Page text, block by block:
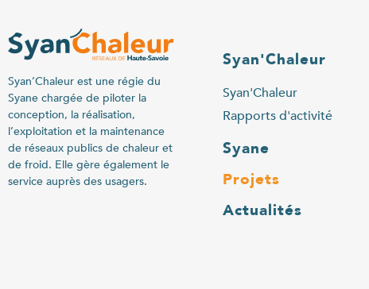
Syan’Chaleur est une régie du
Syane chargée de piloter la
conception, la réalisation,
l’exploitation et la maintenance
de réseaux publics de chaleur et
de froid. Elle gère également le
service auprès des usagers.
Syan'Chaleur
Syan'Chaleur
Rapports d'activité
Syane
Projets
Actualités